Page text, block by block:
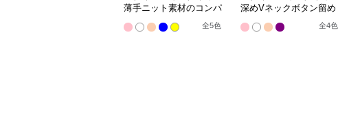
薄手ニット素材のコンパ
全5色
深めVネックボタン留め
ショート丈ニットカーデ
ィガン
全4色